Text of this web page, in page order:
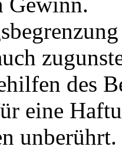
des
eine
unberührt.